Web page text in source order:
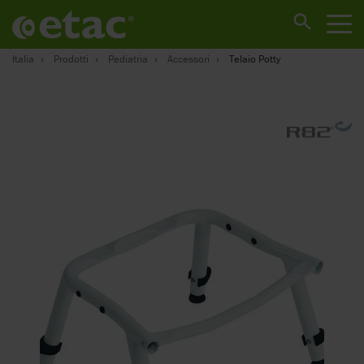
Italia Prodotti Pediatria Accessori Telaio Potty